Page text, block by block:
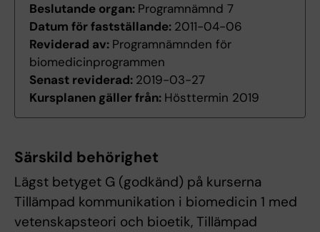
Beslutande organ: Programnämnd 7
Datum för fastställande: 2011-04-06
Reviderad av: Programnämnden för
biomedicinprogrammen
Senast reviderad: 2019-03-27
Kursplanen gäller från: Hösttermin 2019
Särskild behörighet
Lägst betyget G (godkänd) på kurserna
Tillämpad kommunikation i biomedicin 1 med
vetenskapsteori och bioetik, Tillämpad